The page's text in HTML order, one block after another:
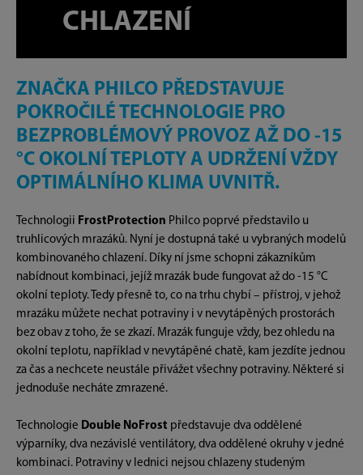
CHLAZENÍ
ZNAČKA PHILCO PŘEDSTAVUJE
POKROČILÉ TECHNOLOGIE PRO
BEZPROBLÉMOVÝ PROVOZ AŽ DO -15
°C OKOLNÍ TEPLOTY A UDRŽENÍ VŽDY
OPTIMÁLNÍHO KLIMA UVNITŘ.
Technologii FrostProtection Philco poprvé představilo u
truhlicových mrazáků. Nyní je dostupná také u vybraných modelů
kombinovaného chlazení. Díky ní jsme schopni zákazníkům
nabídnout kombinaci, jejíž mrazák bude fungovat až do -15 °C
okolní teploty. Tedy přesně to, co na trhu chybí – přístroj, v jehož
mrazáku můžete nechat potraviny i v nevytápěných prostorách
bez obav z toho, že se zkazí. Mrazák funguje vždy, bez ohledu na
okolní teplotu, například v nevytápěné chatě, kam jezdíte jednou
za čas a nechcete neustále přivážet všechny potraviny. Některé si
jednoduše necháte zmrazené.
Technologie Double NoFrost představuje dva oddělené
výparníky, dva nezávislé ventilátory, dva oddělené okruhy v jedné
kombinaci. Potraviny v lednici nejsou chlazeny studeným